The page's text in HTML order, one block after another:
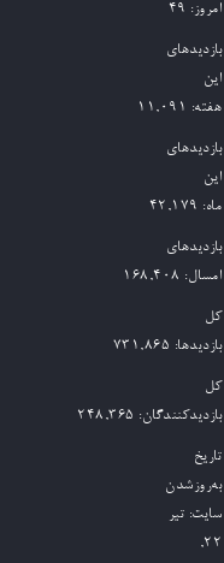
امروز: 49
بازدیدهای
این
هفته: 11,091
بازدیدهای
این
ماه: 42,179
بازدیدهای
امسال: 168,408
کل
بازدیدها: 731,865
کل
بازدیدکنند‌گان: 248,365
تاریخ
به‌روزشدن
سایت: تیر
۲۲,